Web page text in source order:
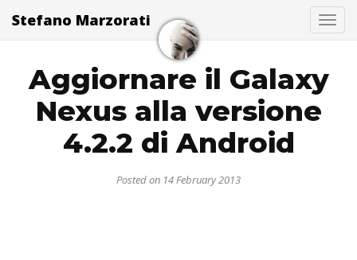
Stefano Marzorati
Aggiornare il Galaxy
Nexus alla versione
4.2.2 di Android
Posted on 14 February 2013